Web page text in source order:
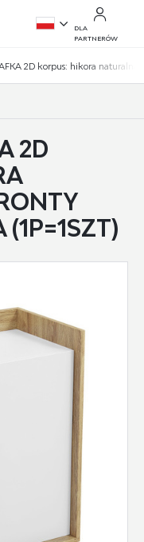
EN
DLA
PARTNERÓW
2D korpus: hikora
2D
(1P=1SZT)